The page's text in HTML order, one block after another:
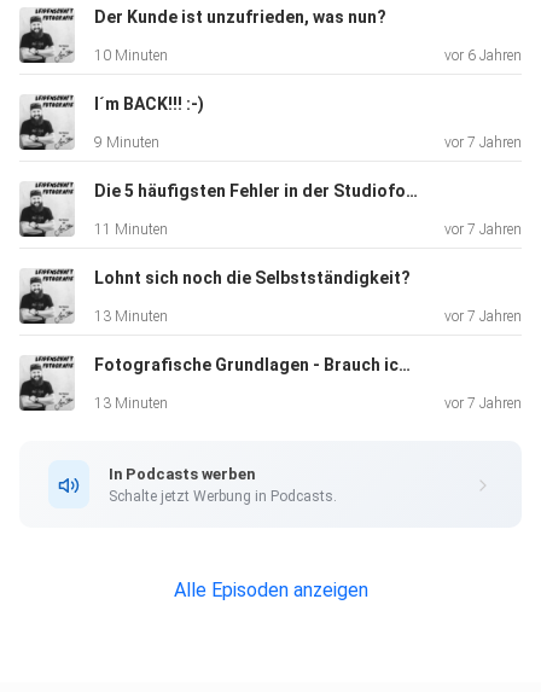
Der Kunde ist unzufrieden, was nun?
10 Minuten vor 6 Jahren
I´m BACK!!! :-)
9 Minuten vor 7 Jahren
Die 5 häufigsten Fehler in der Studiofotografie
11 Minuten vor 7 Jahren
Lohnt sich noch die Selbstständigkeit?
13 Minuten vor 7 Jahren
Fotografische Grundlagen - Brauch ich das?
13 Minuten vor 7 Jahren
In Podcasts werben
Schalte jetzt Werbung in Podcasts.
Alle Episoden anzeigen